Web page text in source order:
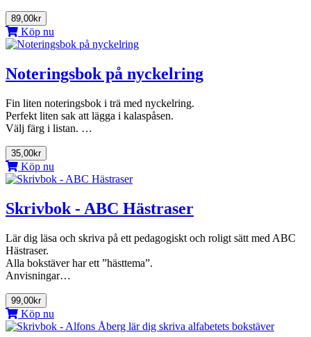
89,00kr
Köp nu
Noteringsbok på nyckelring
Fin liten noteringsbok i trä med nyckelring.
Perfekt liten sak att lägga i kalaspåsen.
Välj färg i listan. …
35,00kr
Köp nu
Skrivbok - ABC Hästraser
Lär dig läsa och skriva på ett pedagogiskt och roligt sätt med ABC
Hästraser.
Alla bokstäver har ett ”hästtema”.
Anvisningar…
99,00kr
Köp nu